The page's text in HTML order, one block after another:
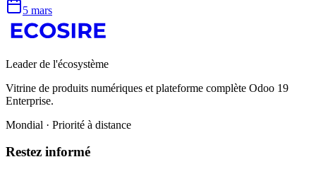
5 mars
Leader de l'écosystème
Vitrine de produits numériques et plateforme complète Odoo 19
Enterprise.
Mondial · Priorité à distance
Restez informé